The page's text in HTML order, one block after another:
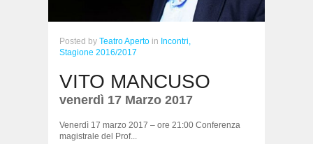
Posted by Teatro Aperto in Incontri,
Stagione 2016/2017
VITO MANCUSO
venerdì 17 Marzo 2017
Venerdì 17 marzo 2017 – ore 21:00 Conferenza
magistrale del Prof...